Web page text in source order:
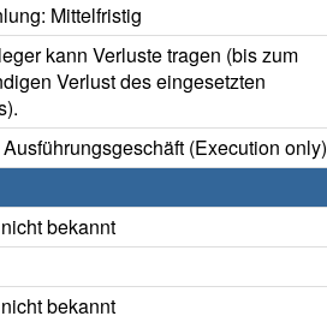
Mittelfristig
kann Verluste tragen (bis zum
Verlust des eingesetzten
(Execution only)
bekannt
bekannt